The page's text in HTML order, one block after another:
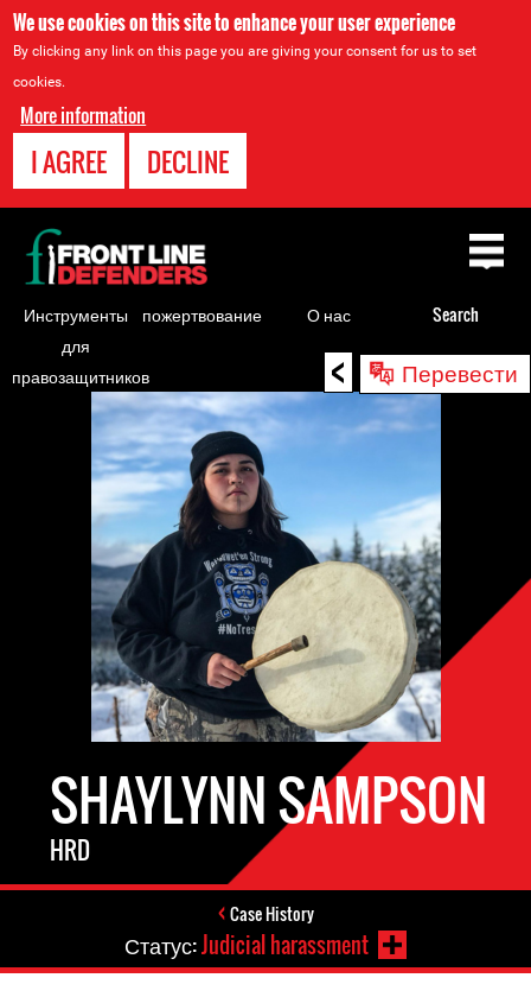
We use cookies on this site to enhance your user experience
By clicking any link on this page you are giving your consent for us to set
cookies.
More information
I AGREE DECLINE
< Перевести
to
SHAYLYNN SAMPSON
HRD
Case History
Статус:Judicial harassment
Back
to
top
Инструменты
для
правозащитников
пожертвование О нас Search